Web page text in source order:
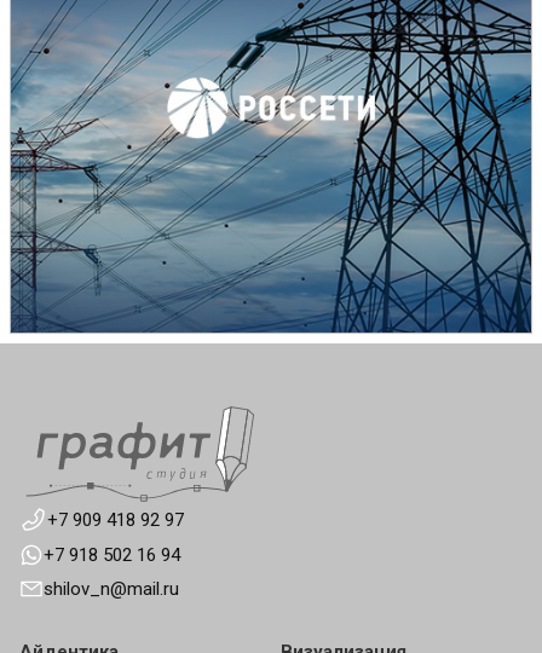
+7 909 418 92 97
+7 918 502 16 94
shilov_n@mail.ru